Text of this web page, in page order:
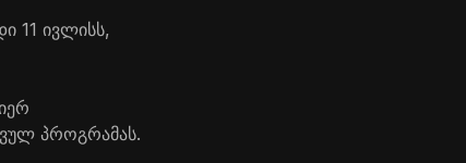
11 ივლისს,
პროგრამას.